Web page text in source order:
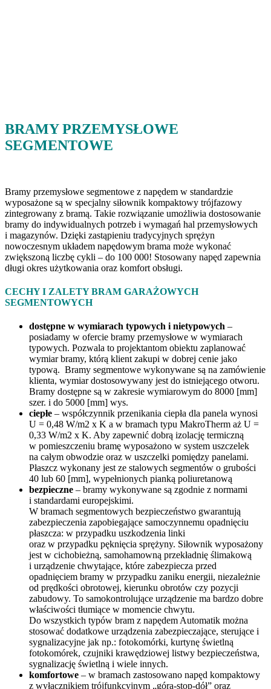
BRAMY PRZEMYSŁOWE
SEGMENTOWE
Bramy przemysłowe segmentowe z napędem w standardzie
wyposażone są w specjalny siłownik kompaktowy trójfazowy
zintegrowany z bramą. Takie rozwiązanie umożliwia dostosowanie
bramy do indywidualnych potrzeb i wymagań hal przemysłowych
i magazynów. Dzięki zastąpieniu tradycyjnych sprężyn
nowoczesnym układem napędowym brama może wykonać
zwiększoną liczbę cykli – do 100 000! Stosowany napęd zapewnia
długi okres użytkowania oraz komfort obsługi.
CECHY I ZALETY BRAM GARAŻOWYCH
SEGMENTOWYCH
dostępne w wymiarach typowych i nietypowych –
posiadamy w ofercie bramy przemysłowe w wymiarach
typowych. Pozwala to projektantom obiektu zaplanować
wymiar bramy, którą klient zakupi w dobrej cenie jako
typową. Bramy segmentowe wykonywane są na zamówienie
klienta, wymiar dostosowywany jest do istniejącego otworu.
Bramy dostępne są w zakresie wymiarowym do 8000 [mm]
szer. i do 5000 [mm] wys.
ciepłe – współczynnik przenikania ciepła dla panela wynosi
U = 0,48 W/m2 x K a w bramach typu MakroTherm aż U =
0,33 W/m2 x K. Aby zapewnić dobrą izolację termiczną
w pomieszczeniu bramę wyposażono w system uszczelek
na całym obwodzie oraz w uszczelki pomiędzy panelami.
Płaszcz wykonany jest ze stalowych segmentów o grubości
40 lub 60 [mm], wypełnionych pianką poliuretanową
bezpieczne – bramy wykonywane są zgodnie z normami
i standardami europejskimi.
W bramach segmentowych bezpieczeństwo gwarantują
zabezpieczenia zapobiegające samoczynnemu opadnięciu
płaszcza: w przypadku uszkodzenia linki
oraz w przypadku pęknięcia sprężyny. Siłownik wyposażony
jest w cichobieżną, samohamowną przekładnię ślimakową
i urządzenie chwytające, które zabezpiecza przed
opadnięciem bramy w przypadku zaniku energii, niezależnie
od prędkości obrotowej, kierunku obrotów czy pozycji
zabudowy. To samokontrolujące urządzenie ma bardzo dobre
właściwości tłumiące w momencie chwytu.
Do wszystkich typów bram z napędem Automatik można
stosować dodatkowe urządzenia zabezpieczające, sterujące i
sygnalizacyjne jak np.: fotokomórki, kurtynę świetlną
fotokomórek, czujniki krawędziowej listwy bezpieczeństwa,
sygnalizację świetlną i wiele innych.
komfortowe – w bramach zastosowano napęd kompaktowy
z wyłącznikiem trójfunkcyjnym „góra-stop-dół” oraz